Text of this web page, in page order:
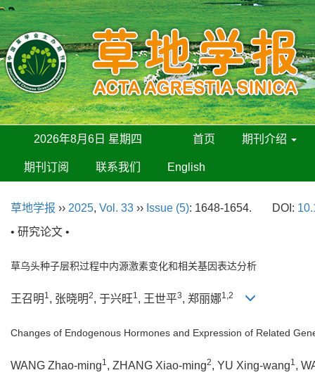
2026年8月6日 星期四 首页 期刊介绍
期刊订阅 联系我们 English
草地学报 ›› 2025, Vol. 33 ›› Issue (5): 1648-1654. DOI:
• 研究论文 •
草乌头种子层积过程中内源激素变化和相关基因表达分析
王召明 1, 张晓明2, 于兴旺1, 王世平3, 郑丽娜1,2
Changes of Endogenous Hormones and Expression of Related
WANG Zhao-ming1, ZHANG Xiao-ming2, YU Xing-wang1,